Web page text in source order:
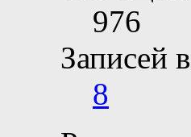
976
Записей
8